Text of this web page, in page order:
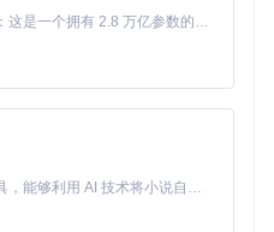
稳定运行。
统，您将从繁琐的手动操作
钟，预约成功率提升3倍以
统为您的茅台预约保驾护航！
GitHub_Trending/ca/campus-
Kimi K3 是Kimi能力最强的模型：这是一个拥有 2.8 万亿参数的混合专家（MoE）模型，具备原生视觉理解能力，并支持 100 万 token 的上下文窗口。
Toonflow 是一款 AI 短剧漫剧工具，能够利用 AI 技术将小说自动转化为剧本，并结合 AI 生成的图片和视频，实现高效的短剧创作。借助 Toonflow，可以轻松完成从文字到影像的全流程，让短剧制作变得更加智能与便捷。